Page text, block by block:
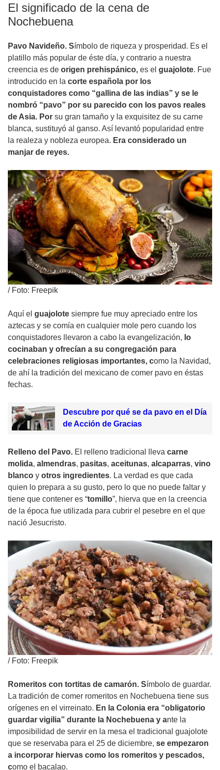
El significado de la cena de
Nochebuena
Pavo Navideño. Símbolo de riqueza y prosperidad. Es el
platillo más popular de éste día, y contrario a nuestra
creencia es de origen prehispánico, es el guajolote. Fue
introducido en la corte española por los
conquistadores como “gallina de las indias” y se le
nombró “pavo” por su parecido con los pavos reales
de Asia. Por su gran tamaño y la exquisitez de su carne
blanca, sustituyó al ganso. Así levantó popularidad entre
la realeza y nobleza europea. Era considerado un
manjar de reyes.
/ Foto: Freepik
Aquí el guajolote siempre fue muy apreciado entre los
aztecas y se comía en cualquier mole pero cuando los
conquistadores llevaron a cabo la evangelización, lo
cocinaban y ofrecían a su congregación para
celebraciones religiosas importantes, como la Navidad,
de ahí la tradición del mexicano de comer pavo en éstas
fechas.
Descubre por qué se da pavo en el Día
de Acción de Gracias
Relleno del Pavo. El relleno tradicional lleva carne
molida, almendras, pasitas, aceitunas, alcaparras, vino
blanco y otros ingredientes. La verdad es que cada
quien lo prepara a su gusto, pero lo que no puede faltar y
tiene que contener es “tomillo”, hierva que en la creencia
de la época fue utilizada para cubrir el pesebre en el que
nació Jesucristo.
/ Foto: Freepik
Romeritos con tortitas de camarón. Símbolo de guardar.
La tradición de comer romeritos en Nochebuena tiene sus
orígenes en el virreinato. En la Colonia era “obligatorio
guardar vigilia” durante la Nochebuena y ante la
imposibilidad de servir en la mesa el tradicional guajolote
que se reservaba para el 25 de diciembre, se empezaron
a incorporar hiervas como los romeritos y pescados,
como el bacalao.